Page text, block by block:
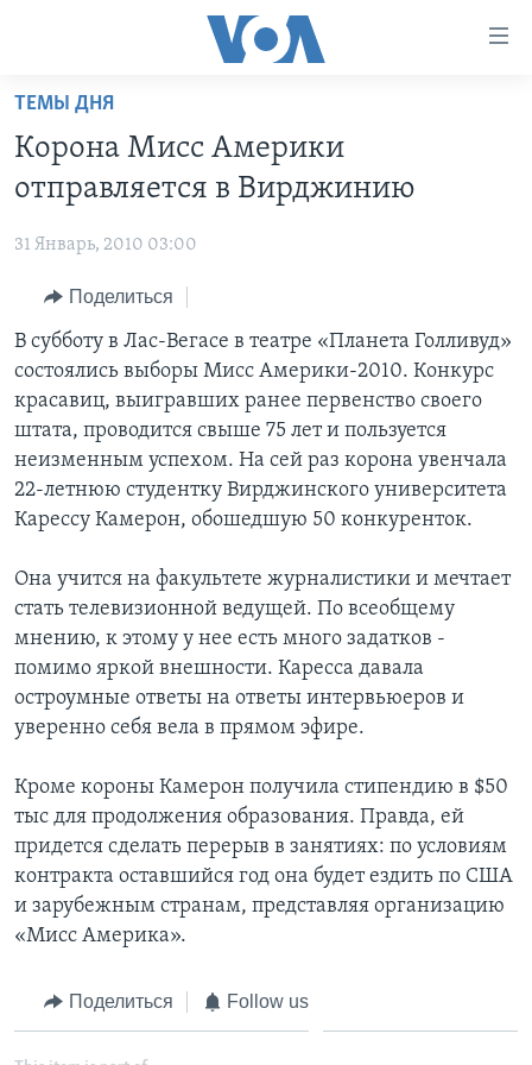
Перейти
основной
контент
Перейти
навигации
Перейти
поиск
ПРОГРАММЫ
НОВОСТИ ЗА МИНУТУ
ИТОГИ
ПОЧЕМУ ЭТО ВАЖНО?
ДИСКУССИЯ VOA
ДЕТАЛИ
НЬЮ-ЙОРК NEW YORK
АМЕРИКА. БОЛЬШОЕ ПУТЕШЕСТВИЕ
ПРОЕКТЫ
УЧИМ АНГЛИЙСКИЙ
НАША АМЕРИКАНСКАЯ ИСТОРИЯ
А КАК В АМЕРИКЕ?
АМЕРИКАНСКИЕ ГОРОДКИ
ТЕСТЫ
ЭКСПЕРТИЗА
ИНТЕРВЬЮ
ФАКТЫ ПРОТИВ ФЕЙКОВ
ЗА СВОБОДУ ПРЕССЫ
УЧИМ АНГЛИЙСКИЙ
ВИДЕО
ПОДПИСКА НА НОВОСТИ
Learning English
СОЦИАЛЬНЫЕ СЕТИ
ТЕМЫ ДНЯ
Корона Мисс Америки
отправляется в Вирджинию
31 Январь, 2010 03:00
Поделиться
В субботу в Лас-Вегасе в театре «Планета Голливуд»
состоялись выборы Мисс Америки-2010. Конкурс
красавиц, выигравших ранее первенство своего
штата, проводится свыше 75 лет и пользуется
неизменным успехом. На сей раз корона увенчала
22-летнюю студентку Вирджинского университета
Карессу Камерон, обошедшую 50 конкуренток.
Она учится на факультете журналистики и мечтает
стать телевизионной ведущей. По всеобщему
мнению, к этому у нее есть много задатков -
помимо яркой внешности. Каресса давала
остроумные ответы на ответы интервьюеров и
уверенно себя вела в прямом эфире.
Кроме короны Камерон получила стипендию в $50
тыс для продолжения образования. Правда, ей
придется сделать перерыв в занятиях: по условиям
контракта оставшийся год она будет ездить по США
и зарубежным странам, представляя организацию
«Мисс Америка».
Поделиться Follow us